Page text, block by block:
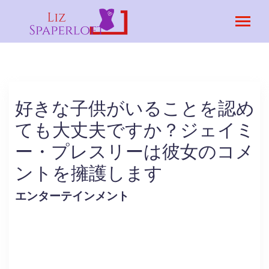
好きな子供がいることを認め
ても大丈夫ですか？ジェイミ
ー・プレスリーは彼女のコメ
ントを擁護します
エンターテインメント